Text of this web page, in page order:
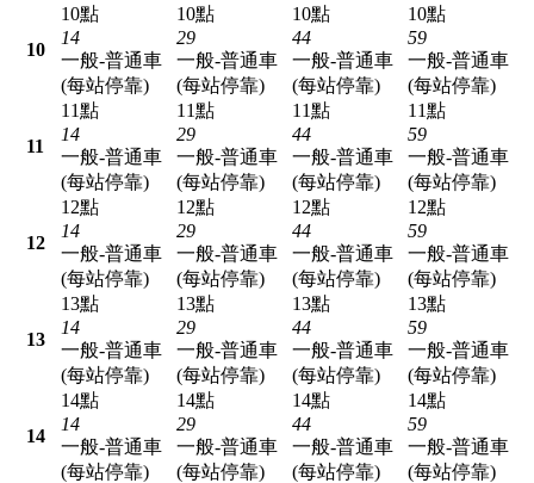
10
10點
14
一般-普通車
(每站停靠)
10點
29
一般-普通車
(每站停靠)
10點
44
一般-普通車
(每站停靠)
10點
59
一般-普通車
(每站停靠)
11
11點
14
一般-普通車
(每站停靠)
11點
29
一般-普通車
(每站停靠)
11點
44
一般-普通車
(每站停靠)
11點
59
一般-普通車
(每站停靠)
12
12點
14
一般-普通車
(每站停靠)
12點
29
一般-普通車
(每站停靠)
12點
44
一般-普通車
(每站停靠)
12點
59
一般-普通車
(每站停靠)
13
13點
14
一般-普通車
(每站停靠)
13點
29
一般-普通車
(每站停靠)
13點
44
一般-普通車
(每站停靠)
13點
59
一般-普通車
(每站停靠)
14
14點
14
一般-普通車
(每站停靠)
14點
29
一般-普通車
(每站停靠)
14點
44
一般-普通車
(每站停靠)
14點
59
一般-普通車
(每站停靠)